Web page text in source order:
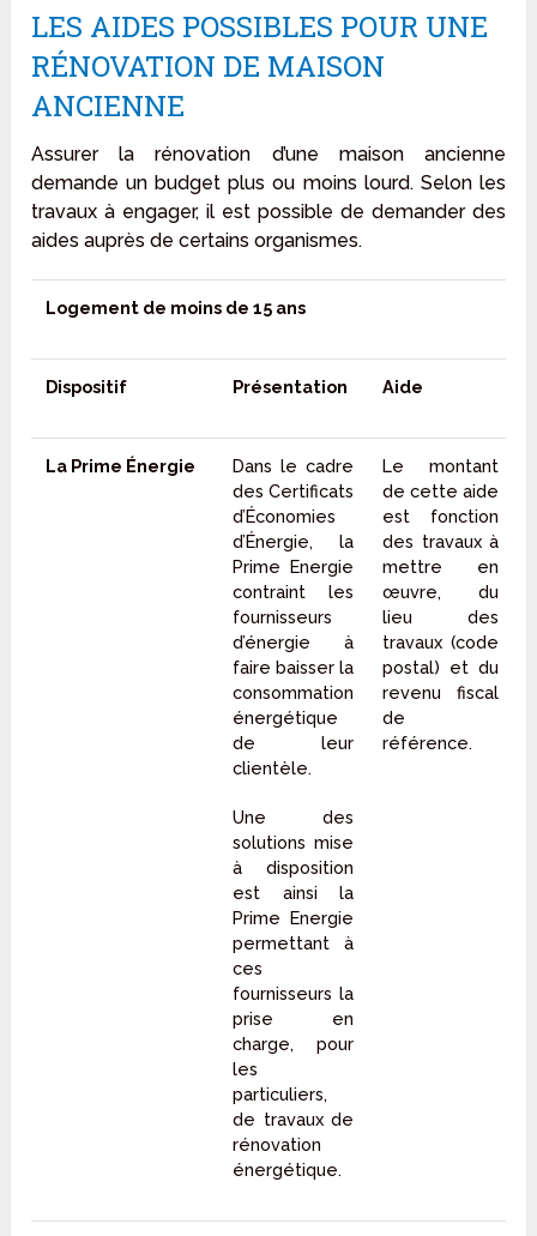
LES AIDES POSSIBLES POUR UNE
RÉNOVATION DE MAISON
ANCIENNE
Assurer la rénovation d’une maison ancienne
demande un budget plus ou moins lourd. Selon les
travaux à engager, il est possible de demander des
aides auprès de certains organismes.
Logement de moins de 15 ans
Dispositif Présentation Aide
La Prime Énergie
Dans le cadre
des Certificats
d’Économies
d’Énergie, la
Prime Energie
contraint les
fournisseurs
d’énergie à
faire baisser la
consommation
énergétique
de leur
clientèle.
Une des
solutions mise
à disposition
est ainsi la
Prime Energie
permettant à
ces
fournisseurs la
prise en
charge, pour
les
particuliers,
de travaux de
rénovation
énergétique.
Le montant
de cette aide
est fonction
des travaux à
mettre en
œuvre, du
lieu des
travaux (code
postal) et du
revenu fiscal
de
référence.